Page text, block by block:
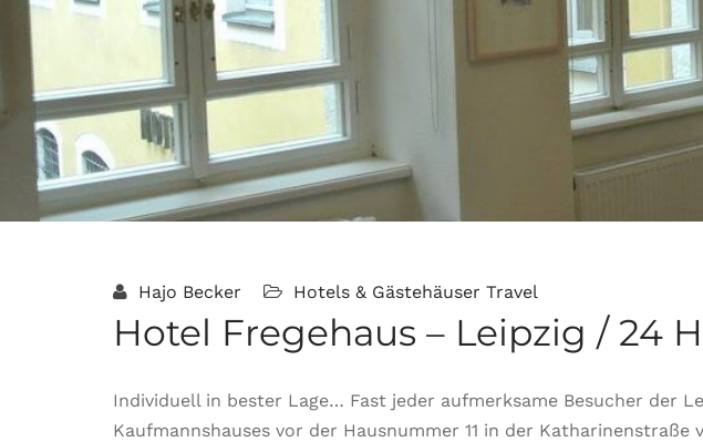
Hajo Becker Hotels & Gästehäuser Travel
Hotel Fregehaus – Leipzig / 24
Individuell in bester Lage… Fast jeder aufmerksame Besucher der
Kaufmannshauses vor der Hausnummer 11 in der